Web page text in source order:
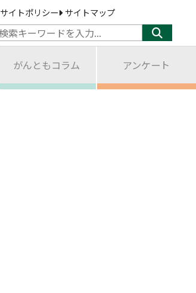
サイトポリシー サイトマップ
がんともコラム アンケート